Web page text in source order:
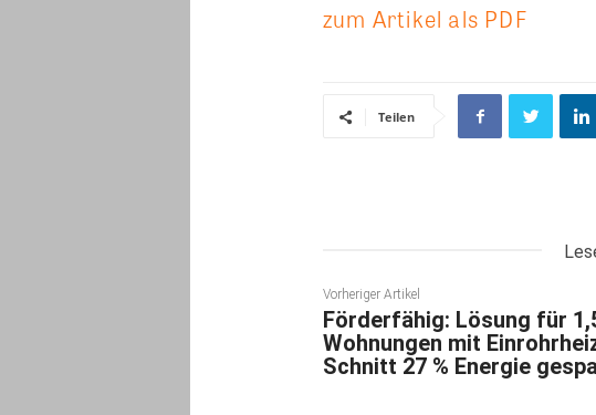
zum Artikel als PDF
Teilen
Vorheriger Artikel
Förderfähig: Lösung für
Wohnungen mit
Schnitt 27 % Energie